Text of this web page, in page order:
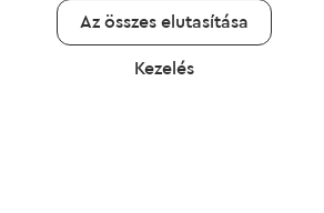
Az összes elutasítása
Kezelés